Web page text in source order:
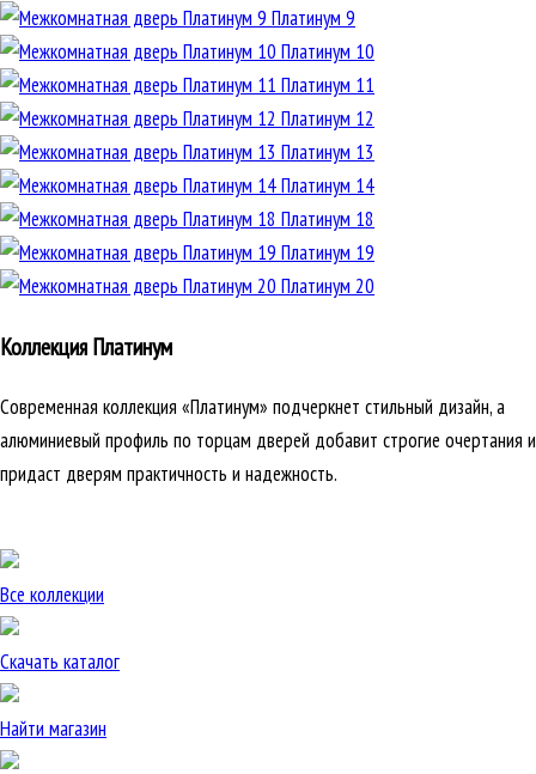
Платинум 9
Платинум 10
Платинум 11
Платинум 12
Платинум 13
Платинум 14
Платинум 18
Платинум 19
Платинум 20
Коллекция Платинум
Современная коллекция «Платинум» подчеркнет стильный дизайн, а
алюминиевый профиль по торцам дверей добавит строгие очертания и
придаст дверям практичность и надежность.
Все коллекции
Скачать каталог
Найти магазин